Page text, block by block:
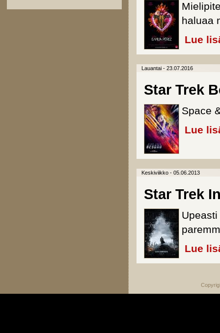
haluaa
Lue
Lauantai - 23.07.2016
Star Trek
Space
Lue
Keskiviikko - 05.06.2013
Star Trek
Lue